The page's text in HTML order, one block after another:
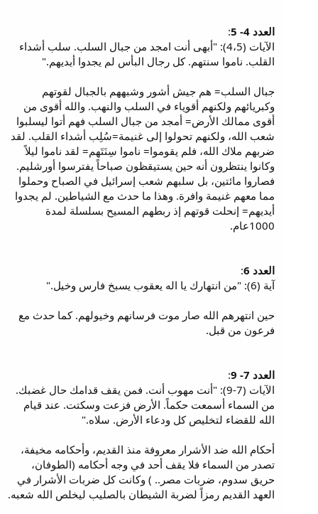
العدد 4- 5
:
الآيات (4،5): "أبهى أنت امجد من جبال السلب. سلب أشداء
القلب. ناموا سنتهم. كل رجال البأس لم يجدوا أيديهم."
جبال السلب= هم جيش أشور وشبههم بالجبال لقوتهم
وكبريائهم ولكنهم أقوياء في السلب والنهب. والله أقوى من
أقوى ممالك الأرض= أمجد من جبال السلب فهم أتوا ليسلبوا
شعب الله، ولكنهم تحولوا إلى غنيمة=سُلِب أشداء القلب. لقد
ضربهم ملاك الله، فلم يقوموا= ناموا سِنَتَهم= لقد ناموا ليلاً
وكانوا ينتظرون أنه حين يستيقظون صباحاً يفترسوا أورشليم.
فصاروا مائتين، بل سلبهم شعب إسرائيل في الصباح وحملوا
مما معهم غنيمة وافرة. وهذا ما حدث مع الشياطين. لم يجدوا
أيديهم= إنحلت قوتهم إذ ربطهم المسيح بسلسلة لمدة
1000عام.
العدد 6
:
آية (6): "من انتهارك يا اله يعقوب يسبخ فارس وخيل."
حين انتهرهم الله صار موت فرسانهم وخيولهم. كما حدث مع
فرعون من قبل.
العدد 7- 9
:
الآيات (7-9): "أنت مهوب أنت. فمن يقف قدامك حال غضبك.
من السماء أسمعت حكماً. الأرض فزعت وسكتت. عند قيام
الله للقضاء لتخليص كل ودعاء الأرض. سلاه."
أحكام الله ضد الأشرار معروفة منذ القديم، وأحكامه مخيفة،
تصدر من السماء فلا يقف أحد في وجه أحكامه (الطوفان،
حريق سدوم، ضربات مصر.. ) وكانت كل ضربات الأشرار في
العهد القديم رمزاً لضربة الشيطان بالصليب ليخلص الله شعبه.